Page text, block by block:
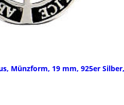
Münzform, 19 mm, 925er Silber,